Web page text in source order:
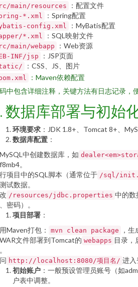
main/resources ：配置文件
*.xml ：Spring配置
config.xml ：MyBatis配置
*.xml ：SQL映射文件
main/webapp ：Web资源
INF/jsp ：JSP页面
：CSS、JS、图片
：Maven依赖配置
中包含详细注释，关键方法有日志记录，
数据库部署与初始
环境要求 ：JDK 1.8+、Tomcat 8+、
数据库配置 ：
中创建数据库，如
。
项目中的SQL脚本（通常位于 /sql/
试数据。
/resources/jdbc.properties 中的数
密码）。
项目部署 ：
Maven打包：
mvn clean package
，生
文件部署到Tomcat的 webapps 目录，
http://localhost:8080/项目名/ 进入
初始账户 ：一般预设管理员账号（如
户表中调整。